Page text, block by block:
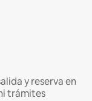
y reserva en
trámites